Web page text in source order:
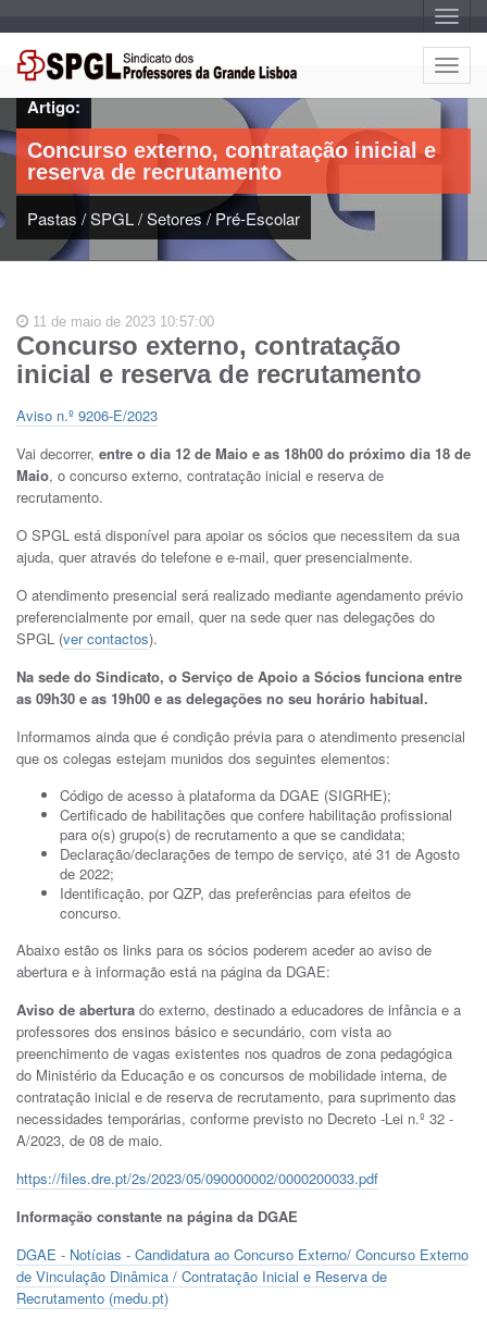
A
l
t
e
r
a
g
o
A
l
t
e
a
a
Artigo:
Concurso externo, contratação inicial e
reserva de recrutamento
Pastas /SPGL/Setores/Pré-Escolar
11 de maio de 2023 10:57:00
Concurso externo, contratação
inicial e reserva de recrutamento
Aviso n.º 9206-E/2023
Vai decorrer, entre o dia 12 de Maio e as 18h00 do próximo dia 18 de
Maio, o concurso externo, contratação inicial e reserva de
recrutamento.
O SPGL está disponível para apoiar os sócios que necessitem da sua
ajuda, quer através do telefone e e-mail, quer presencialmente.
O atendimento presencial será realizado mediante agendamento prévio
preferencialmente por email, quer na sede quer nas delegações do
SPGL (ver contactos).
Na sede do Sindicato, o Serviço de Apoio a Sócios funciona entre
as 09h30 e as 19h00 e as delegações no seu horário habitual.
Informamos ainda que é condição prévia para o atendimento presencial
que os colegas estejam munidos dos seguintes elementos:
Código de acesso à plataforma da DGAE (SIGRHE);
Certificado de habilitações que confere habilitação profissional
para o(s) grupo(s) de recrutamento a que se candidata;
Declaração/declarações de tempo de serviço, até 31 de Agosto
de 2022;
Identificação, por QZP, das preferências para efeitos de
concurso.
Abaixo estão os links para os sócios poderem aceder ao aviso de
abertura e à informação está na página da DGAE:
Aviso de abertura do externo, destinado a educadores de infância e a
professores dos ensinos básico e secundário, com vista ao
preenchimento de vagas existentes nos quadros de zona pedagógica
do Ministério da Educação e os concursos de mobilidade interna, de
contratação inicial e de reserva de recrutamento, para suprimento das
necessidades temporárias, conforme previsto no Decreto -Lei n.º 32 -
A/2023, de 08 de maio.
https://files.dre.pt/2s/2023/05/090000002/0000200033.pdf
Informação constante na página da DGAE
DGAE - Notícias - Candidatura ao Concurso Externo/ Concurso Externo
de Vinculação Dinâmica / Contratação Inicial e Reserva de
Recrutamento (medu.pt)